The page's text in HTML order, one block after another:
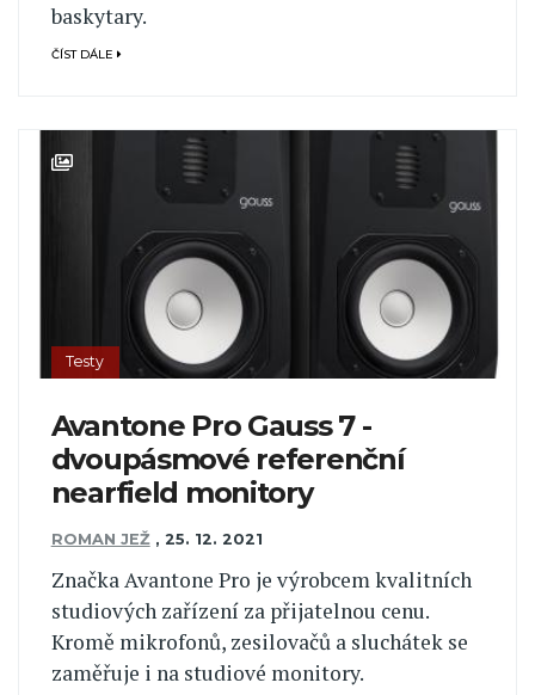
baskytary.
ČÍST DÁLE
Testy
Avantone Pro Gauss 7 -
dvoupásmové referenční
nearfield monitory
ROMAN JEŽ , 25. 12. 2021
Značka Avantone Pro je výrobcem kvalitních
studiových zařízení za přijatelnou cenu.
Kromě mikrofonů, zesilovačů a sluchátek se
zaměřuje i na studiové monitory.